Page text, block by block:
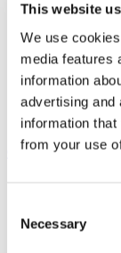
This website
We use
media features
information
advertising and
information that
from your use
Selection
Necessary
Skelex
Home
Manchon
Ga naar het einde